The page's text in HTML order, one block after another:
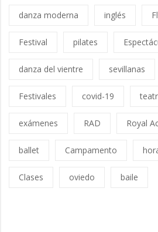
danza moderna inglés
Festival pilates
danza del vientre sevillanas
Festivales covid-19
exámenes RAD Royal
ballet Campamento
Clases oviedo baile